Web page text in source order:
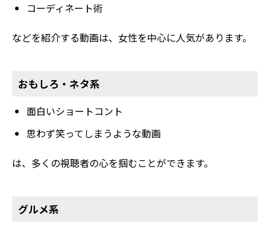
コーディネート術
などを紹介する動画は、女性を中心に人気があります。
おもしろ・ネタ系
面白いショートコント
思わず笑ってしまうような動画
は、多くの視聴者の心を掴むことができます。
グルメ系